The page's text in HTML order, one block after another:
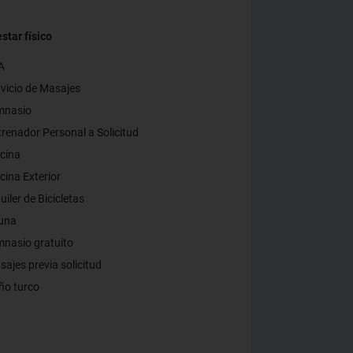
físico
de Masajes
Personal a Solicitud
Exterior
de Bicicletas
gratuito
previa solicitud
turco